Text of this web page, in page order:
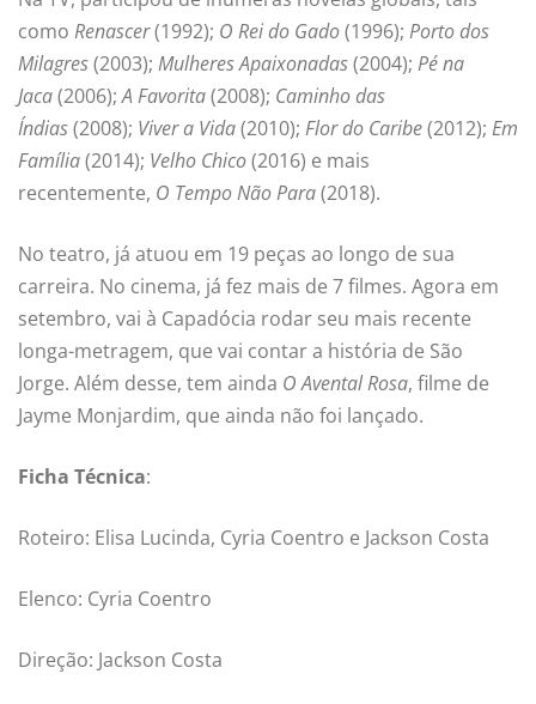
como Renascer(1992); O Rei do Gado(1996); Porto dos
Milagres(2003); Mulheres Apaixonadas(2004); Pé na
Jaca(2006);A Favorita(2008); Caminho das
Índias(2008); Viver a Vida(2010); Flor do Caribe(2012); Em
Família(2014); Velho Chico(2016) e mais
recentemente, O Tempo Não Para(2018).
No teatro, já atuou em 19 peças ao longo de sua
carreira. No cinema, já fez mais de 7 filmes. Agora em
setembro, vai à Capadócia rodar seu mais recente
longa-metragem, que vai contar a história de São
Jorge. Além desse, tem ainda O Avental Rosa, filme de
Jayme Monjardim, que ainda não foi lançado.
Ficha Técnica:
Roteiro: Elisa Lucinda, Cyria Coentro e Jackson Costa
Elenco: Cyria Coentro
Direção: Jackson Costa